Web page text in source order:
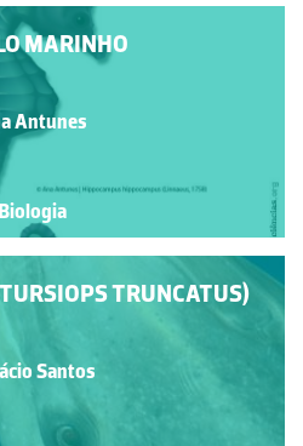
MARINHO
Antunes
Biologia
TRUNCATUS)
Santos